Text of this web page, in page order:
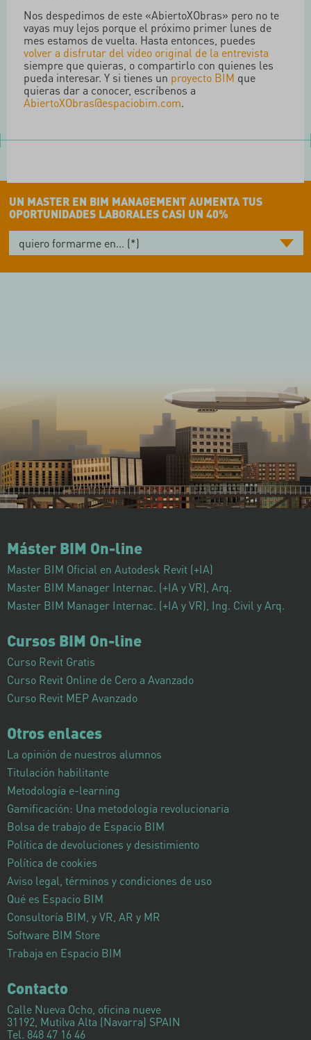
Nos despedimos de este «AbiertoXObras» pero no te
vayas muy lejos porque el próximo primer lunes de
mes estamos de vuelta. Hasta entonces, puedes
volver a disfrutar del vídeo original de la entrevista
siempre que quieras, o compartirlo con quienes les
pueda interesar. Y si tienes un proyecto BIM que
quieras dar a conocer, escríbenos a
AbiertoXObras@espaciobim.com.
UN MASTER EN BIM MANAGEMENT AUMENTA TUS
OPORTUNIDADES LABORALES CASI UN 40%
Máster BIM On-line
Master BIM Oficial en Autodesk Revit (+IA)
Master BIM Manager Internac. (+IA y VR), Arq.
Master BIM Manager Internac. (+IA y VR), Ing. Civil y Arq.
Cursos BIM On-line
Curso Revit Gratis
Curso Revit Online de Cero a Avanzado
Curso Revit MEP Avanzado
Otros enlaces
La opinión de nuestros alumnos
Titulación habilitante
Metodología e-learning
Gamificación: Una metodología revolucionaria
Bolsa de trabajo de Espacio BIM
Política de devoluciones y desistimiento
Política de cookies
Aviso legal, términos y condiciones de uso
Qué es Espacio BIM
Consultoría BIM, y VR, AR y MR
Software BIM Store
Trabaja en Espacio BIM
Contacto
Calle Nueva Ocho, oficina nueve
31192, Mutilva Alta (Navarra) SPAIN
Tel. 848 47 16 46